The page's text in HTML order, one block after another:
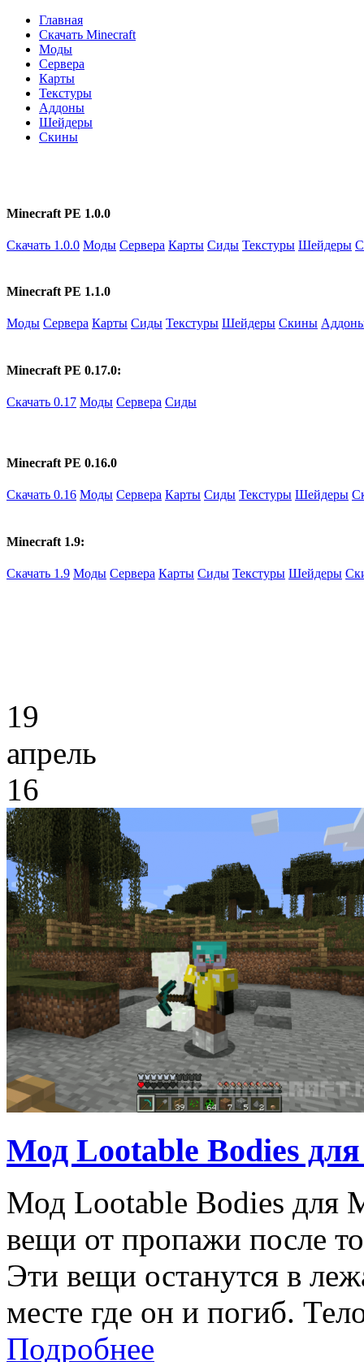
Главная
Скачать Minecraft
Моды
Сервера
Карты
Текстуры
Аддоны
Шейдеры
Скины
Minecraft PE 1.0.0
Скачать 1.0.0 Моды Сервера Карты Сиды Текстуры Шейдеры
Minecraft PE 1.1.0
Моды Сервера Карты Сиды Текстуры Шейдеры Скины
Minecraft PE 0.17.0:
Скачать 0.17 Моды Сервера Сиды
Minecraft PE 0.16.0
Скачать 0.16 Моды Сервера Карты Сиды Текстуры Шейдеры
Minecraft 1.9:
Скачать 1.9 Моды Сервера Карты Сиды Текстуры Шейдеры
19
апрель
16
Мод Lootable Bodies
Мод Lootable Bodies для
вещи от пропажи после
Эти вещи останутся в
месте где он и погиб.
Подробнее